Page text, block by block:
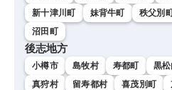
新十津川町
妹背牛町 秩父別
沼田町
後志地方
小樽市 島牧村 寿都町 黒
真狩村
留寿都村 喜茂別町